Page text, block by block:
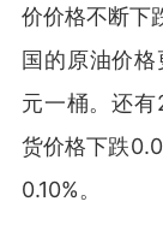
价价格不断下
国的原油价
元一桶。还
货价格下跌
0.10%。